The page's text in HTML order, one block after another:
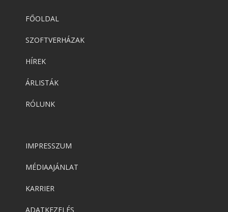
FŐOLDAL
SZOFTVERHÁZAK
HÍREK
ÁRLISTÁK
RÓLUNK
IMPRESSZUM
MÉDIAAJÁNLAT
KARRIER
ADATKEZELÉS